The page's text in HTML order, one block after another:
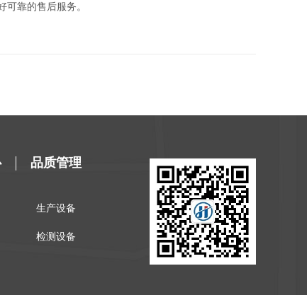
靠的售后服务。
品质管理
生产设备
检测设备